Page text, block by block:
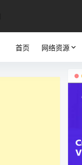
首页 网络资源